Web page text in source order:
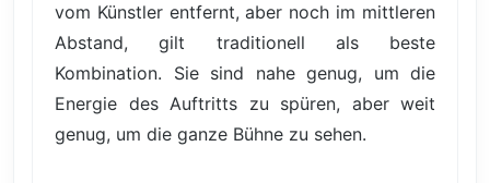
vom Künstler entfernt, aber noch im mittleren
Abstand, gilt traditionell als beste
Kombination. Sie sind nahe genug, um die
Energie des Auftritts zu spüren, aber weit
genug, um die ganze Bühne zu sehen.